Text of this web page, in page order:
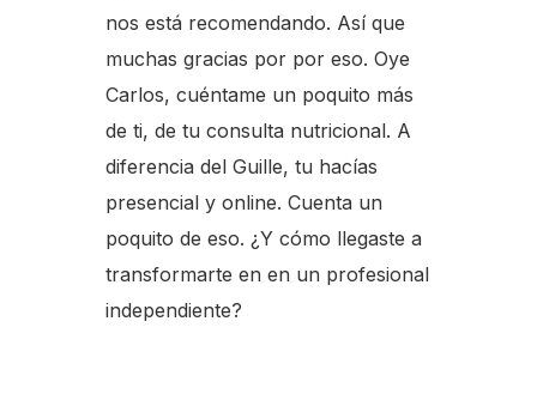
nos está recomendando. Así que
muchas gracias por por eso. Oye
Carlos, cuéntame un poquito más
de ti, de tu consulta nutricional. A
diferencia del Guille, tu hacías
presencial y online. Cuenta un
poquito de eso. ¿Y cómo llegaste a
transformarte en en un profesional
independiente?